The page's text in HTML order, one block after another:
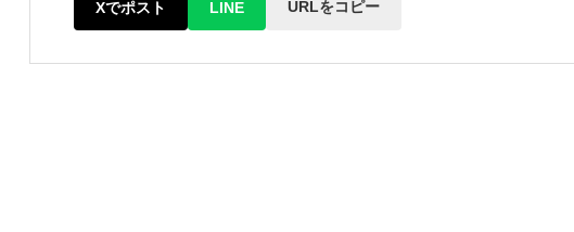
Xでポスト LINE URLをコピー